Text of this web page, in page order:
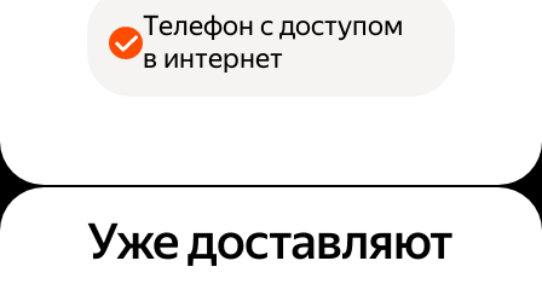
Телефон с доступом
в интернет
Уже доставляют